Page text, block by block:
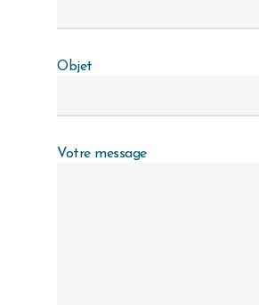
Objet
Votre message